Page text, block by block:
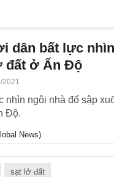
dân bất lực
đất ở Ấn Độ
2021
nhìn ngôi nhà đổ sập
Độ.
News)
sạt lở đất